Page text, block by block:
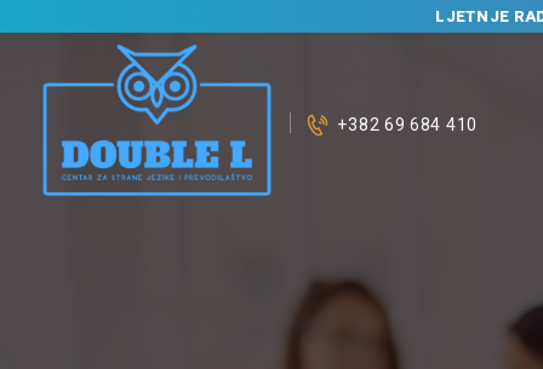
LJETNJE
+382 69 684 410